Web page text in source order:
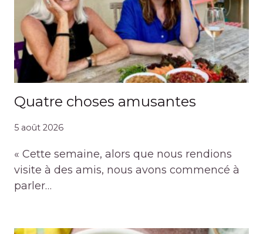
Quatre choses amusantes
5 août 2026
« Cette semaine, alors que nous rendions
visite à des amis, nous avons commencé à
parler…